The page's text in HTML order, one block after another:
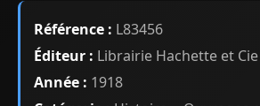
Référence : L83456
Éditeur : Librairie Hachette et Cie
Année : 1918